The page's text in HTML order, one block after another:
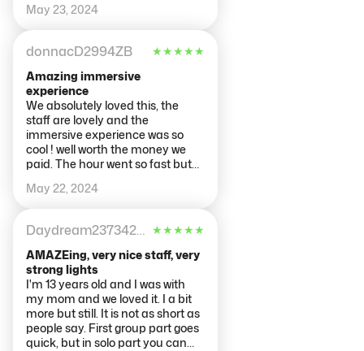
somethings, but would work well
for older kids. I’m close to 60 and
enjoyed it. It would, however, be
disorienting for some that are
sensitive to sight or sound. It is
open in the evening, which is
helpful in a city where many of
the sight-seeing venues close
around 5.
May 23, 2024
donnacD2994ZB ★★★★★
Amazing immersive
experience
We absolutely loved this, the
staff are lovely and the
immersive experience was so
cool ! well worth the money we
paid. The hour went so fast but
you’re having fun” We can’t wait
to go back next year when we are
back in Amsterdam ! I wish l had
taken a video as the photos just
don’t do it any justice.
May 22, 2024
Daydream23734209943 ★★★★★
AMAZEing, very nice staff, very
strong lights
I'm 13 years old and I was with
my mom and we loved it. I a bit
more but still. It is not as short as
people say. First group part goes
quick, but in solo part you can